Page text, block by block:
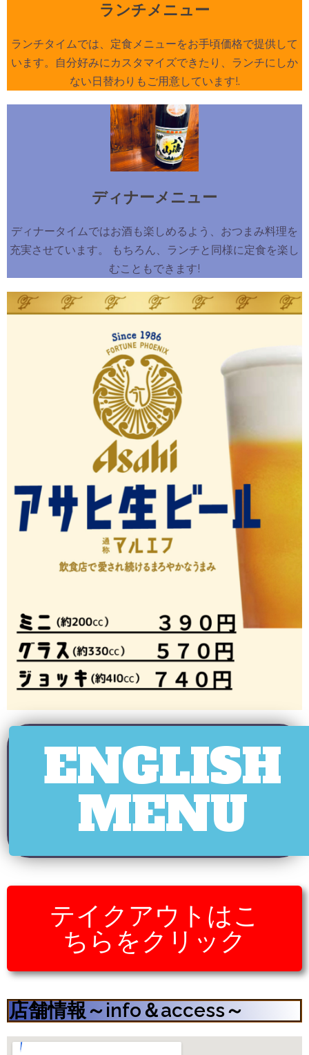
ランチメニュー
ランチタイムでは、定食メニューをお手頃価格で提供して
います。自分好みにカスタマイズできたり、ランチにしか
ない日替わりもご用意しています!.
ディナーメニュー
ディナータイムではお酒も楽しめるよう、おつまみ料理を
充実させています。 もちろん、ランチと同様に定食を楽し
むこともできます!
ENGLISH
MENU
テイクアウトはこ
ちらをクリック
店舗情報～info＆access～